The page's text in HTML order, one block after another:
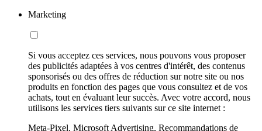
Marketing
Si vous acceptez ces services, nous pouvons vous proposer
des publicités adaptées à vos centres d'intérêt, des contenus
sponsorisés ou des offres de réduction sur notre site ou nos
produits en fonction des pages que vous consultez et de vos
achats, tout en évaluant leur succès. Avec votre accord, nous
utilisons les services tiers suivants sur ce site internet :
Meta-Pixel, Microsoft Advertising, Recommandations de